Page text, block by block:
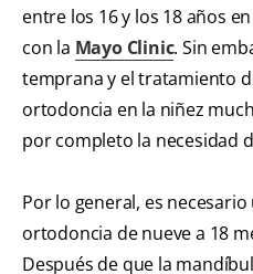
entre los 16 y los 18 años
con la Mayo Clinic. Sin
temprana y el tratamiento
ortodoncia en la niñez
por completo la necesidad
Por lo general, es
ortodoncia de nueve a 18
Después de que la